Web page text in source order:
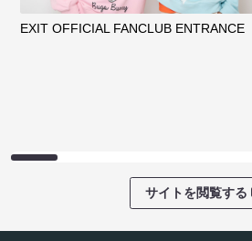
EXIT OFFICIAL FANCLUB ENTRANCE
サイトを閲覧する